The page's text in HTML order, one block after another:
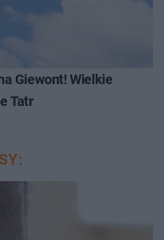
Giewont! Wielkie
Tatr